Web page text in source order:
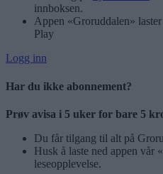
innboksen.
Appen «Groruddalen»
Play
Logg inn
Har du ikke abonnement?
Prøv avisa i 5 uker for bare 5
Du får tilgang til alt på
Husk å laste ned appen vår
leseopplevelse.